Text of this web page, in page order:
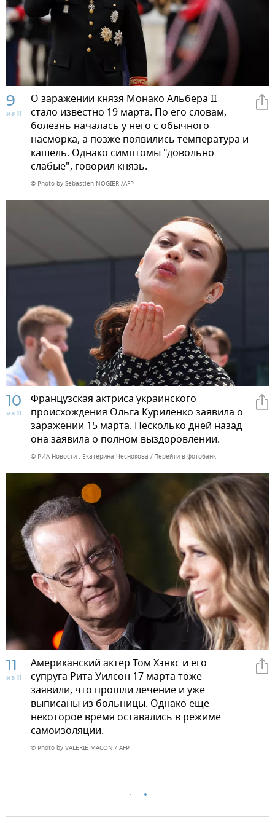
9
из 11
О заражении князя Монако Альбера II
стало известно 19 марта. По его словам,
болезнь началась у него с обычного
насморка, а позже появились температура и
кашель. Однако симптомы "довольно
слабые", говорил князь.
© Photo by Sebastien NOGIER /AFP
10
из 11
Французская актриса украинского
происхождения Ольга Куриленко заявила о
заражении 15 марта. Несколько дней назад
она заявила о полном выздоровлении.
© РИА Новости . Екатерина Чеснокова Перейти в фотобанк
11
из 11
Американский актер Том Хэнкс и его
супруга Рита Уилсон 17 марта тоже
заявили, что прошли лечение и уже
выписаны из больницы. Однако еще
некоторое время оставались в режиме
самоизоляции.
© Photo by VALERIE MACON / AFP